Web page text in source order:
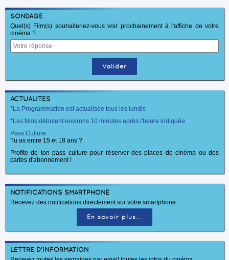
SONDAGE
Quel(s) Film(s) souhaiteriez-vous voir prochainement à l'affiche de votre
cinéma ?
ACTUALITÉS
*La Programmation est actualisée tous les lundis
*Les films débutent environs 10 minutes après l'heure indiquée
Pass Culture
Tu as entre 15 et 18 ans ?
Profite de ton pass culture pour réserver des places de cinéma ou des
cartes d'abonnement !
NOTIFICATIONS SMARTPHONE
Recevez des notifications directement sur votre smartphone.
En savoir plus...
LETTRE D'INFORMATION